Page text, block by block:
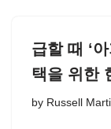
급할 때 ‘
택을 위한
by Russell